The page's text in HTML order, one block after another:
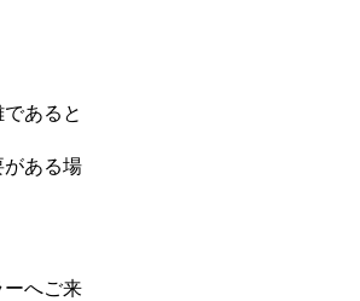
あると
ある場
へご来